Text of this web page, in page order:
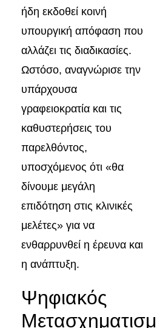
ήδη εκδοθεί κοινή
υπουργική απόφαση που
αλλάζει τις διαδικασίες.
Ωστόσο, αναγνώρισε την
υπάρχουσα
γραφειοκρατία και τις
καθυστερήσεις του
παρελθόντος,
υποσχόμενος ότι «θα
δίνουμε μεγάλη
επιδότηση στις κλινικές
μελέτες» για να
ενθαρρυνθεί η έρευνα και
η ανάπτυξη.
Ψηφιακός